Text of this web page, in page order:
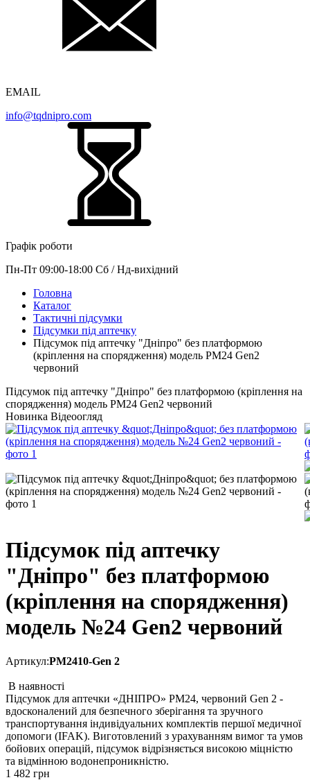
EMAIL
info@tqdnipro.com
Графік роботи
Пн-Пт 09:00-18:00 Сб / Нд-вихідний
Головна
Каталог
Тактичні підсумки
Підсумки під аптечку
Підсумок під аптечку "Дніпро" без платформою
(кріплення на спорядження) модель PM24 Gen2
червоний
Підсумок під аптечку "Дніпро" без платформою (кріплення на
спорядження) модель PM24 Gen2 червоний
Новинка Відеоогляд
Підсумок під аптечку
"Дніпро" без платформою
(кріплення на спорядження)
модель №24 Gen2 червоний
Артикул:PM2410-Gen 2
В наявності
Підсумок для аптечки «ДНІПРО» PM24, червоний Gen 2 -
вдосконалений для безпечного зберігання та зручного
транспортування індивідуальних комплектів першої медичної
допомоги (IFAK). Виготовлений з урахуванням вимог та умов
бойових операцій, підсумок відрізняється високою міцністю
та відмінною водонепроникністю.
1 482 грн